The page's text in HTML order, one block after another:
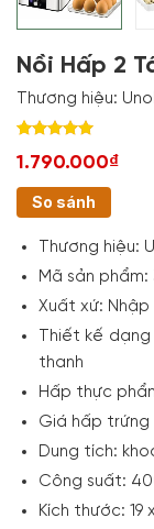
Nồi Hấp 2
Thương hiệu:
out of 5
customer
rating
1.790.000₫
So sánh
Thương hiệu:
Mã sản phẩm:
Xuất xứ: Nhập
Thiết kế
thanh
Hấp thực
Giá hấp trứng
Dung tích:
Công suất:
Kích thước: 19